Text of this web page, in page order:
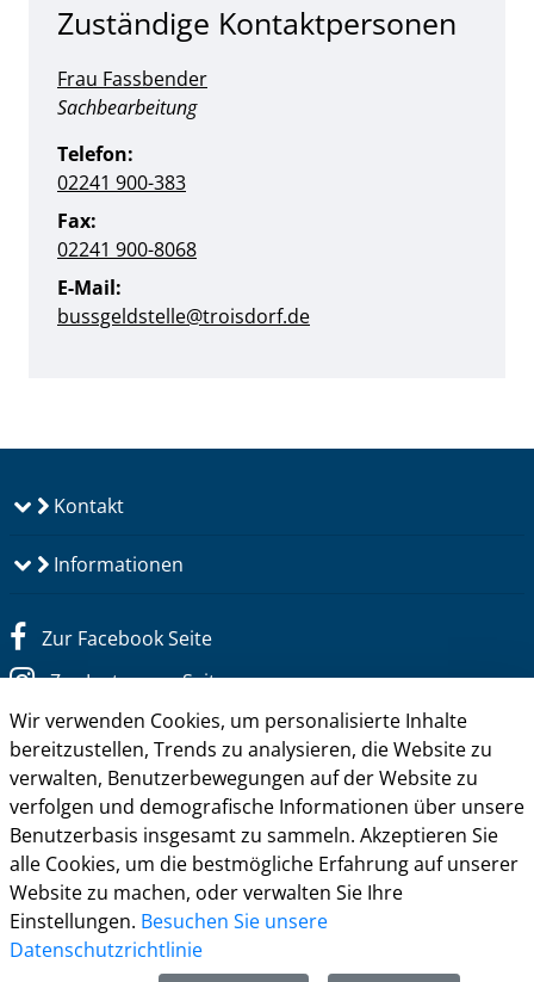
Zuständige Kontaktpersonen
Frau Fassbender
Position:
Sachbearbeitung
Telefon:
02241 900-383
Fax:
02241 900-8068
E-Mail:
bussgeldstelle@troisdorf.de
Kontakt
Informationen
Zur Facebook Seite
Zur Instagram Seite
Zum YouTube Kanal
Zum Twitter Kanal
Wir verwenden Cookies, um personalisierte Inhalte
bereitzustellen, Trends zu analysieren, die Website zu
verwalten, Benutzerbewegungen auf der Website zu
verfolgen und demografische Informationen über unsere
Benutzerbasis insgesamt zu sammeln. Akzeptieren Sie
alle Cookies, um die bestmögliche Erfahrung auf unserer
Website zu machen, oder verwalten Sie Ihre
Einstellungen. Besuchen Sie unsere
Datenschutzrichtlinie